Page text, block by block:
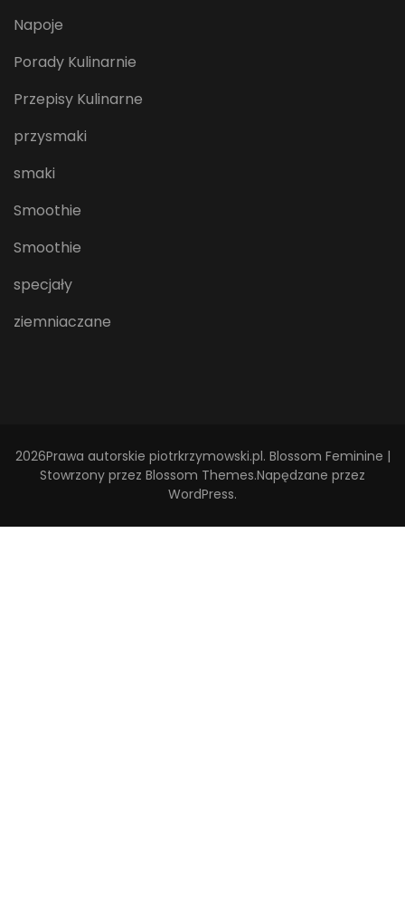
Napoje
Porady Kulinarnie
Przepisy Kulinarne
przysmaki
smaki
Smoothie
Smoothie
specjały
ziemniaczane
2026Prawa autorskie piotrkrzymowski.pl. Blossom Feminine |
Stowrzony przez Blossom Themes.Napędzane przez
WordPress.